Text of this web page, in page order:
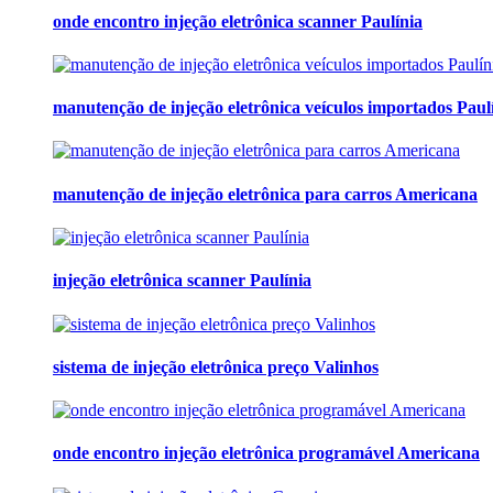
onde encontro injeção eletrônica scanner Paulínia
manutenção de injeção eletrônica veículos importados
manutenção de injeção eletrônica para carros Americana
injeção eletrônica scanner Paulínia
sistema de injeção eletrônica preço Valinhos
onde encontro injeção eletrônica programável Americana